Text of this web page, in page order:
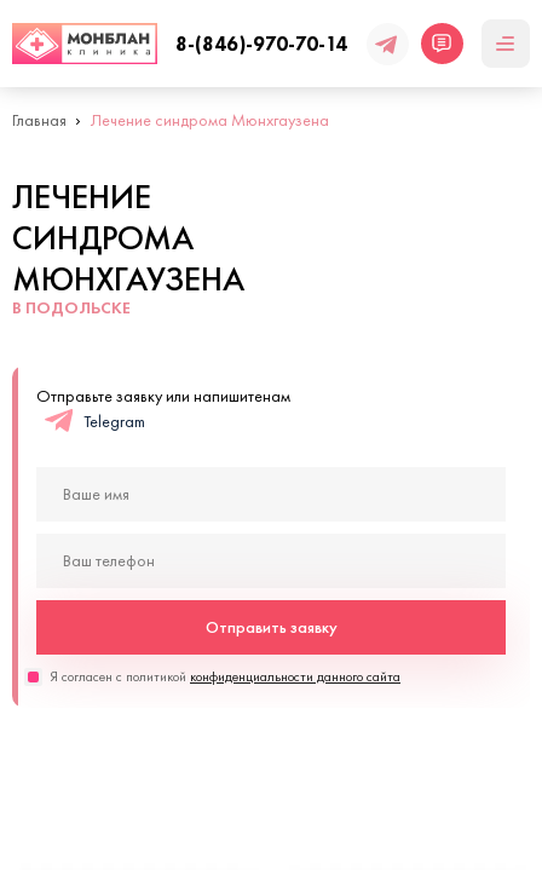
8-(846)-970-70-14
Главная Лечение синдрома Мюнхгаузена
ЛЕЧЕНИЕ
СИНДРОМА
МЮНХГАУЗЕНА
В ПОДОЛЬСКЕ
Отправьте заявку или напишитенам
Telegram
Отправить заявку
Я согласен с политикой конфиденциальности данного сайта